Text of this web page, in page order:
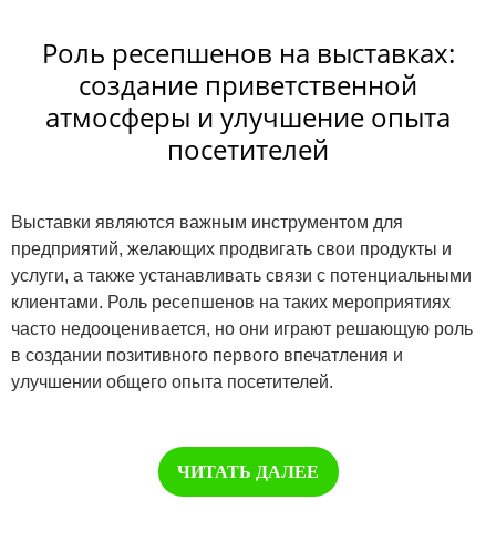
Роль ресепшенов на выставках:
создание приветственной
атмосферы и улучшение опыта
посетителей
Выставки являются важным инструментом для
предприятий, желающих продвигать свои продукты и
услуги, а также устанавливать связи с потенциальными
клиентами. Роль ресепшенов на таких мероприятиях
часто недооценивается, но они играют решающую роль
в создании позитивного первого впечатления и
улучшении общего опыта посетителей.
ЧИТАТЬ ДАЛЕЕ